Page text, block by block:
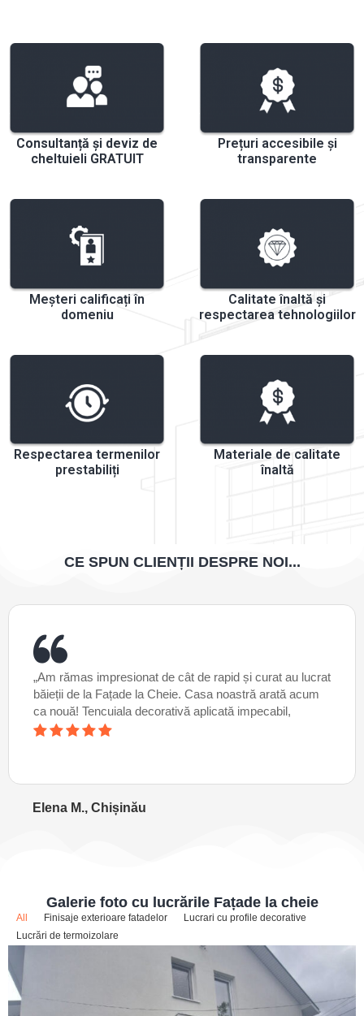
Consultanță și deviz de
cheltuieli GRATUIT
Prețuri accesibile și
transparente
Meșteri calificați în
domeniu
Calitate înaltă și
respectarea tehnologiilor
Respectarea termenilor
prestabiliți
Materiale de calitate
înaltă
CE SPUN CLIENȚII DESPRE NOI...
„Am rămas impresionat de cât de rapid și curat au lucrat
băieții de la Fațade la Cheie. Casa noastră arată acum
ca nouă! Tencuiala decorativă aplicată impecabil,
Elena M., Chișinău
Galerie foto cu lucrările Fațade la cheie
All Finisaje exterioare fatadelor
Lucrari cu profile decorative
Lucrări de termoizolare